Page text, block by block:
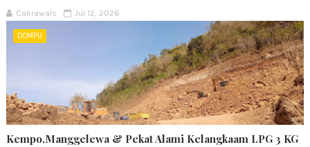
Cakrawals Jul 12, 2026
DOMPU
Kempo,Manggelewa & Pekat Alami Kelangkaam LPG 3 KG